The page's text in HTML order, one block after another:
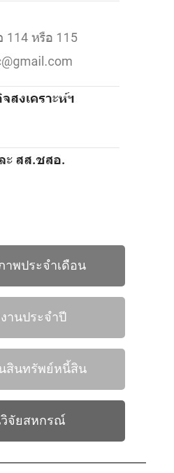
าพประจำเดือน
านประจำปี
สินทรัพย์หนี้สิน
วิจัยสหกรณ์